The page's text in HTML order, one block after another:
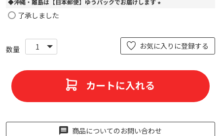
須
)
了承しました
お気に入りに登録する
カートに入れる
商品についてのお問い合わせ